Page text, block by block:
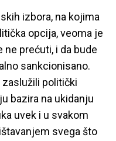
izbora, na kojima
opcija, veoma je
ne prećuti, i da bude
sankcionisano.
zaslužili politički
bazira na ukidanju
uvek i u svakom
svega što